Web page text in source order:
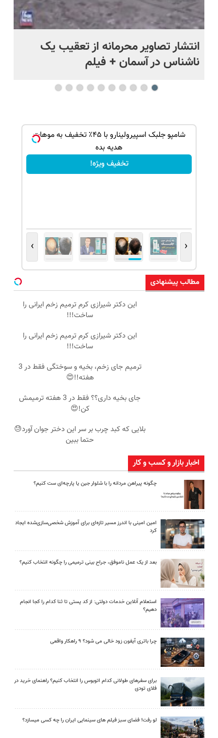
انتشار تصاویر محرمانه از تعقیب یک
ناشناس در آسمان + فیلم
شامپو جلبک اسپیرولینارو با ۴۵٪ تخفیف به موهات
هدیه بده
تخفیف ویژه!
‹
›
مطالب پیشنهادی
این دکتر شیرازی کرم ترمیم زخم ایرانی را
ساخت!!!
این دکتر شیرازی کرم ترمیم زخم ایرانی را
ساخت!!!
ترمیم جای زخم، بخیه و سوختگی فقط در 3
هفته!!😍
جای بخیه داری؟؟ فقط در 3 هفته ترمیمش
کن!😍
بلایی که کبد چرب بر سر این دختر جوان آورد😓
حتما ببین
اخبار بازار و کسب و کار
چگونه پیراهن مردانه را با شلوار جین یا پارچه‌ای ست کنیم؟
امین امینی با اندرز مسیر تازه‌ای برای آموزش شخصی‌سازی‌شده ایجاد
کرد
بعد از یک عمل ناموفق، جراح بینی ترمیمی را چگونه انتخاب کنیم؟
استعلام آنلاین خدمات دولتی: از کد پستی تا ثنا کدام را کجا انجام
دهیم؟
چرا باتری آیفون زود خالی می شود؟ ۹ راهکار واقعی
برای سفرهای طولانی کدام اتوبوس را انتخاب کنیم؟ راهنمای خرید در
فلای تودی
لو رفت! فضای سبز فیلم های سینمایی ایران را چه کسی میسازد؟